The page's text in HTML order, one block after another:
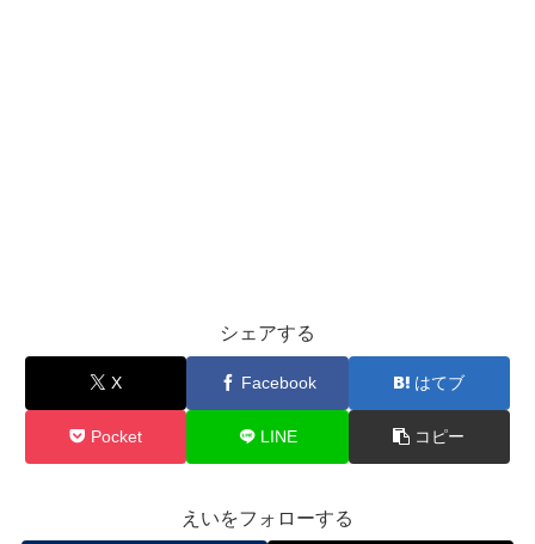
シェアする
X Facebook はてブ
Pocket LINE コピー
えいをフォローする